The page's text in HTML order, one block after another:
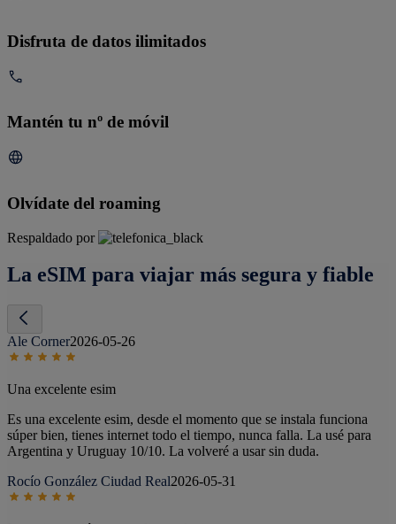
Disfruta de datos ilimitados
Mantén tu nº de móvil
Olvídate del roaming
Respaldado por
La eSIM para viajar más segura y fiable
Ale Corner2026-05-26
Una excelente esim
Es una excelente esim, desde el momento que se instala funciona
súper bien, tienes internet todo el tiempo, nunca falla. La usé para
Argentina y Uruguay 10/10. La volveré a usar sin duda.
Rocío González Ciudad Real2026-05-31